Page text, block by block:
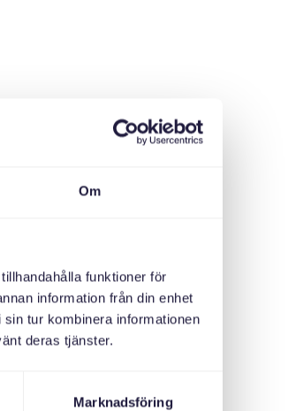
Om
funktioner för
information från din enhet
tur kombinera informationen
deras tjänster.
Marknadsföring